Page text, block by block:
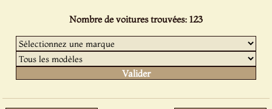
Nombre de voitures trouvées: 123